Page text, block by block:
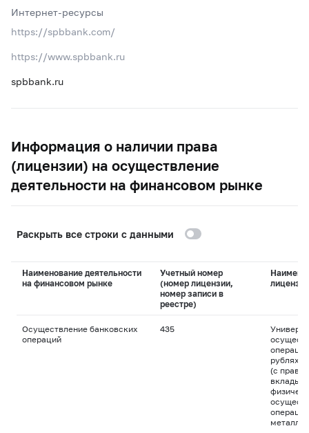
Интернет-ресурсы
https://spbbank.com/
https://www.spbbank.ru
spbbank.ru
Информация о наличии права
(лицензии) на осуществление
деятельности на финансовом рынке
Раскрыть все строки с данными
Наименование деятельности
на финансовом рынке
Учетный номер
(номер лицензии,
номер записи в
реестре)
лицензии
Осуществление банковских
операций
435
рублях и
(с
вклады